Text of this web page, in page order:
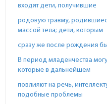
входят дети, получившие
родовую травму,
массой тела; дети, которым
сразу же после рождения
В период младенчества
которые в дальнейшем
повлияют на речь,
подобные проблемы